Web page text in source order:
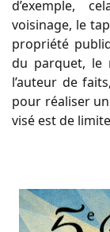
d’exemple,
voisinage, le
propriété
du parquet, le
l’auteur de
pour réaliser
visé est de